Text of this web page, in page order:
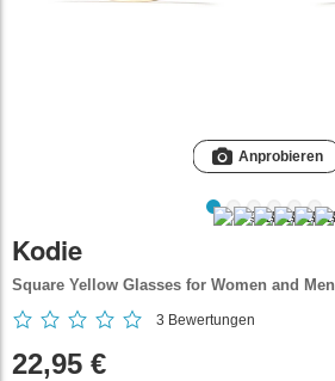
Anprobieren
Kodie
Square Yellow Glasses for Women and Men
3 Bewertungen
22,95 €